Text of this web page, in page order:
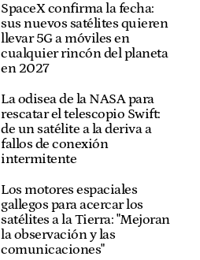
SpaceX confirma la fecha:
sus nuevos satélites quieren
llevar 5G a móviles en
cualquier rincón del planeta
en 2027
La odisea de la NASA para
rescatar el telescopio Swift:
de un satélite a la deriva a
fallos de conexión
intermitente
Los motores espaciales
gallegos para acercar los
satélites a la Tierra: "Mejoran
la observación y las
comunicaciones"